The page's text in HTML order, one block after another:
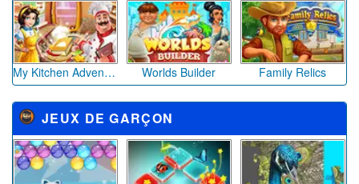
My Kitchen Adventures Worlds Builder Family Relics
JEUX DE GARÇON